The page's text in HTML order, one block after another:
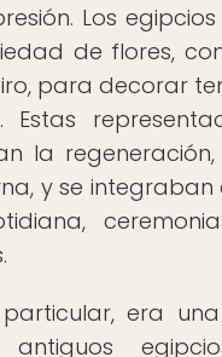
Los
de flores,
para decorar
Estas
la
y se integraban
era